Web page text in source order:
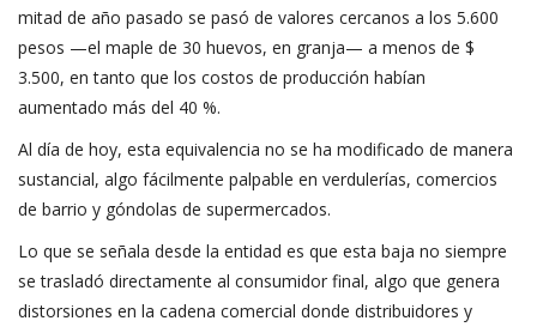
mitad de año pasado se pasó de valores cercanos a los 5.600
pesos —el maple de 30 huevos, en granja— a menos de $
3.500, en tanto que los costos de producción habían
aumentado más del 40 %.
Al día de hoy, esta equivalencia no se ha modificado de manera
sustancial, algo fácilmente palpable en verdulerías, comercios
de barrio y góndolas de supermercados.
Lo que se señala desde la entidad es que esta baja no siempre
se trasladó directamente al consumidor final, algo que genera
distorsiones en la cadena comercial donde distribuidores y